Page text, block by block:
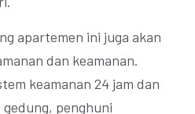
apartemen ini juga akan
dan keamanan.
keamanan 24 jam dan
penghuni